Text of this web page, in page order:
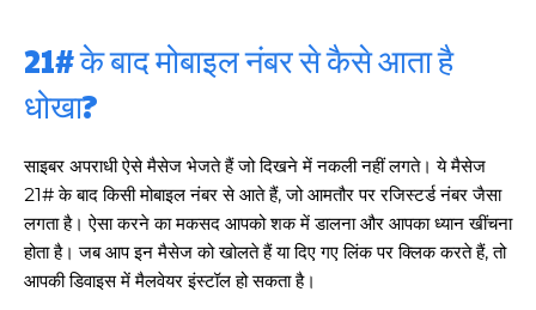
21# के बाद मोबाइल नंबर से कैसे आता है
धोखा?
साइबर अपराधी ऐसे मैसेज भेजते हैं जो दिखने में नकली नहीं लगते। ये मैसेज
21# के बाद किसी मोबाइल नंबर से आते हैं, जो आमतौर पर रजिस्टर्ड नंबर जैसा
लगता है। ऐसा करने का मकसद आपको शक में डालना और आपका ध्यान खींचना
होता है। जब आप इन मैसेज को खोलते हैं या दिए गए लिंक पर क्लिक करते हैं, तो
आपकी डिवाइस में मैलवेयर इंस्टॉल हो सकता है।